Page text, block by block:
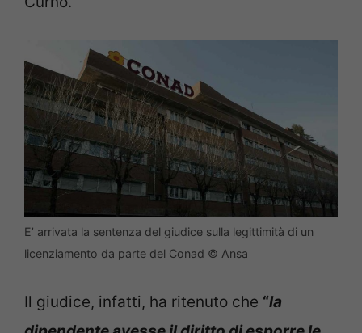
E’ arrivata la sentenza del giudice sulla legittimità di un
licenziamento da parte del Conad © Ansa
Il giudice, infatti, ha ritenuto che “la